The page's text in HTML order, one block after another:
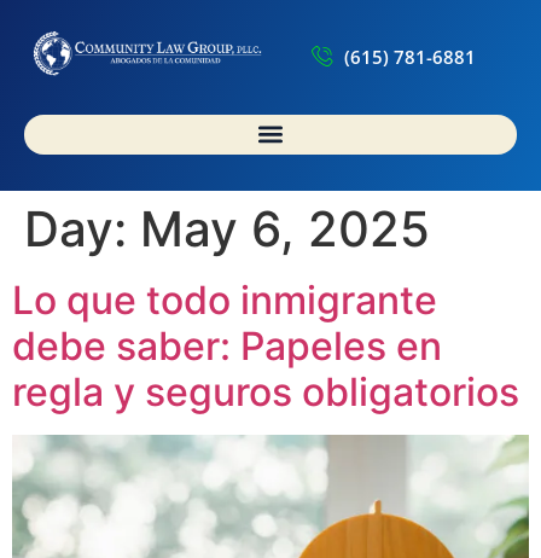
(615) 781-6881
Day: May 6, 2025
Lo que todo inmigrante
debe saber: Papeles en
regla y seguros obligatorios